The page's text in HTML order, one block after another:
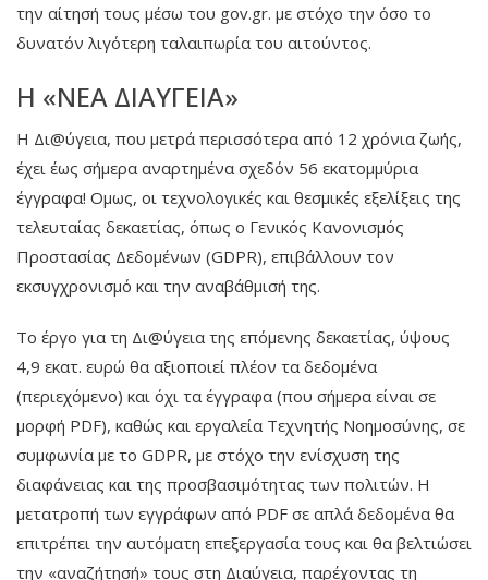
την αίτησή τους μέσω του gov.gr. με στόχο την όσο το
δυνατόν λιγότερη ταλαιπωρία του αιτούντος.
Η «ΝΈΑ ΔΙΑΎΓΕΙΑ»
Η Δι@ύγεια, που μετρά περισσότερα από 12 χρόνια ζωής,
έχει έως σήμερα αναρτημένα σχεδόν 56 εκατομμύρια
έγγραφα! Ομως, οι τεχνολογικές και θεσμικές εξελίξεις της
τελευταίας δεκαετίας, όπως ο Γενικός Κανονισμός
Προστασίας Δεδομένων (GDPR), επιβάλλουν τον
εκσυγχρονισμό και την αναβάθμισή της.
Το έργο για τη Δι@ύγεια της επόμενης δεκαετίας, ύψους
4,9 εκατ. ευρώ θα αξιοποιεί πλέον τα δεδομένα
(περιεχόμενο) και όχι τα έγγραφα (που σήμερα είναι σε
μορφή PDF), καθώς και εργαλεία Τεχνητής Νοημοσύνης, σε
συμφωνία με το GDPR, με στόχο την ενίσχυση της
διαφάνειας και της προσβασιμότητας των πολιτών. Η
μετατροπή των εγγράφων από PDF σε απλά δεδομένα θα
επιτρέπει την αυτόματη επεξεργασία τους και θα βελτιώσει
την «αναζήτησή» τους στη Διαύγεια, παρέχοντας τη